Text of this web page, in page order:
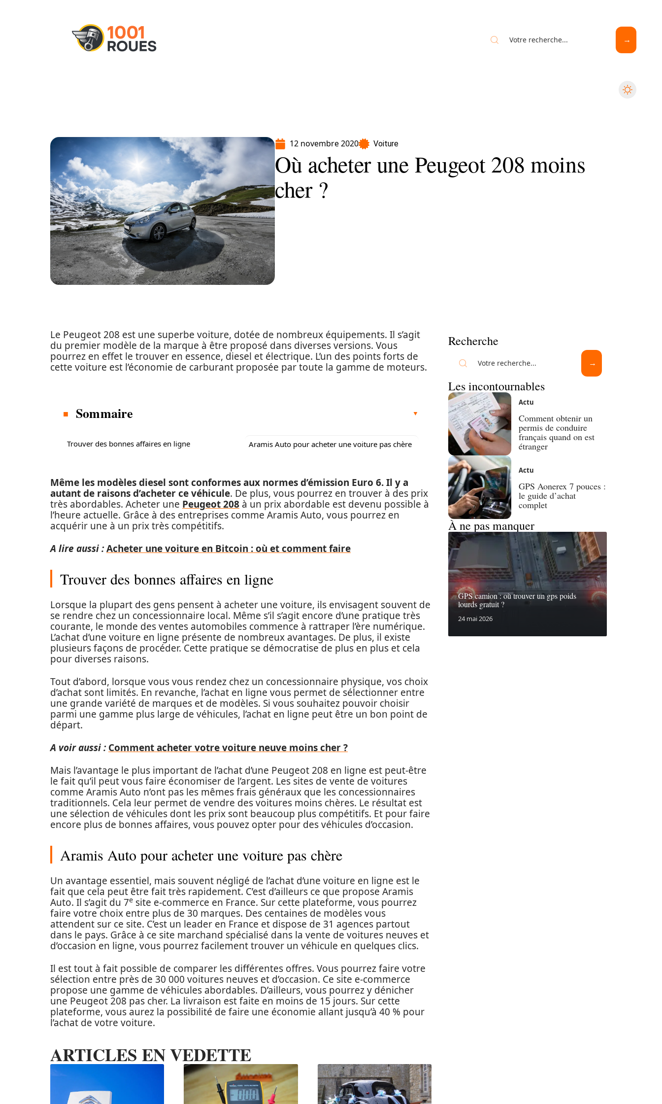
12 novembre 2020 Voiture
Où acheter une Peugeot 208 moins
cher ?
Le Peugeot 208 est une superbe voiture, dotée de nombreux équipements. Il s’agit
du premier modèle de la marque à être proposé dans diverses versions. Vous
pourrez en effet le trouver en essence, diesel et électrique. L’un des points forts de
cette voiture est l’économie de carburant proposée par toute la gamme de moteurs.
Sommaire
Trouver des bonnes affaires en ligne Aramis Auto pour acheter une voiture pas chère
Même les modèles diesel sont conformes aux normes d’émission Euro 6. Il y a
autant de raisons d’acheter ce véhicule. De plus, vous pourrez en trouver à des prix
très abordables. Acheter une Peugeot 208 à un prix abordable est devenu possible à
l’heure actuelle. Grâce à des entreprises comme Aramis Auto, vous pourrez en
acquérir une à un prix très compétitifs.
A lire aussi :Acheter une voiture en Bitcoin : où et comment faire
Trouver des bonnes affaires en ligne
Lorsque la plupart des gens pensent à acheter une voiture, ils envisagent souvent de
se rendre chez un concessionnaire local. Même s’il s’agit encore d’une pratique très
courante, le monde des ventes automobiles commence à rattraper l’ère numérique.
L’achat d’une voiture en ligne présente de nombreux avantages. De plus, il existe
plusieurs façons de procéder. Cette pratique se démocratise de plus en plus et cela
pour diverses raisons.
Tout d’abord, lorsque vous vous rendez chez un concessionnaire physique, vos choix
d’achat sont limités. En revanche, l’achat en ligne vous permet de sélectionner entre
une grande variété de marques et de modèles. Si vous souhaitez pouvoir choisir
parmi une gamme plus large de véhicules, l’achat en ligne peut être un bon point de
départ.
A voir aussi : Comment acheter votre voiture neuve moins cher ?
Mais l’avantage le plus important de l’achat d’une Peugeot 208 en ligne est peut-être
le fait qu’il peut vous faire économiser de l’argent. Les sites de vente de voitures
comme Aramis Auto n’ont pas les mêmes frais généraux que les concessionnaires
traditionnels. Cela leur permet de vendre des voitures moins chères. Le résultat est
une sélection de véhicules dont les prix sont beaucoup plus compétitifs. Et pour faire
encore plus de bonnes affaires, vous pouvez opter pour des véhicules d’occasion.
Aramis Auto pour acheter une voiture pas chère
Un avantage essentiel, mais souvent négligé de l’achat d’une voiture en ligne est le
fait que cela peut être fait très rapidement. C’est d’ailleurs ce que propose Aramis
Auto. Il s’agit du 7e site e-commerce en France. Sur cette plateforme, vous pourrez
faire votre choix entre plus de 30 marques. Des centaines de modèles vous
attendent sur ce site. C’est un leader en France et dispose de 31 agences partout
dans le pays. Grâce à ce site marchand spécialisé dans la vente de voitures neuves et
d’occasion en ligne, vous pourrez facilement trouver un véhicule en quelques clics.
Il est tout à fait possible de comparer les différentes offres. Vous pourrez faire votre
sélection entre près de 30 000 voitures neuves et d’occasion. Ce site e-commerce
propose une gamme de véhicules abordables. D’ailleurs, vous pourrez y dénicher
une Peugeot 208 pas cher. La livraison est faite en moins de 15 jours. Sur cette
plateforme, vous aurez la possibilité de faire une économie allant jusqu’à 40 % pour
l’achat de votre voiture.
ARTICLES EN VEDETTE
Recherche
Les incontournables
Actu
Comment obtenir un
permis de conduire
français quand on est
étranger
Actu
GPS Aonerex 7 pouces :
le guide d’achat
complet
À ne pas manquer
GPS camion : où trouver un gps poids
lourds gratuit ?
24 mai 2026